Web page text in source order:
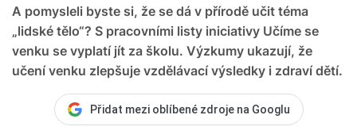
A pomysleli byste si, že se dá v přírodě učit téma
„lidské tělo“? S pracovními listy iniciativy Učíme se
venku se vyplatí jít za školu. Výzkumy ukazují, že
učení venku zlepšuje vzdělávací výsledky i zdraví dětí.
Přidat mezi oblíbené zdroje na Googlu